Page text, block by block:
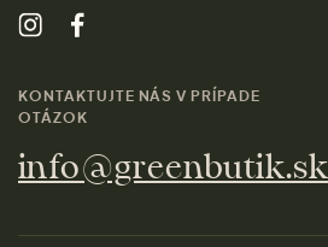
KONTAKTUJTE NÁS V PRÍPADE
OTÁZOK
info@greenbutik.sk